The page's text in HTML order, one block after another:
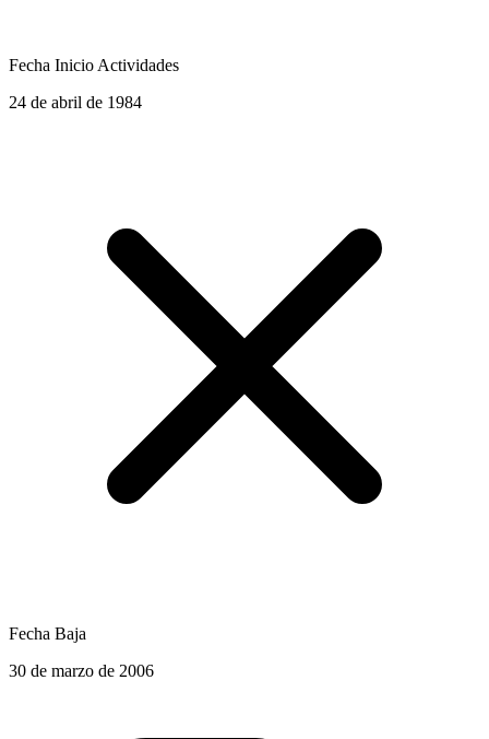
Fecha Inicio Actividades
24 de abril de 1984
Fecha Baja
30 de marzo de 2006